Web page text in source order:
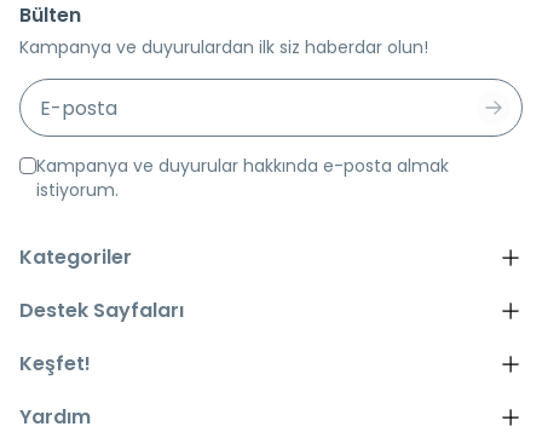
Bülten
Kampanya ve duyurulardan ilk siz haberdar olun!
Kampanya ve duyurular hakkında e-posta almak
istiyorum.
Kategoriler
Destek Sayfaları
Keşfet!
Yardım